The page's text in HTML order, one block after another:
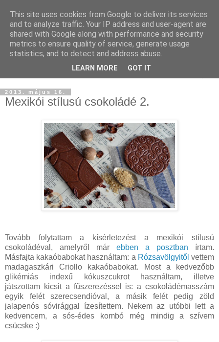
2013. május 16.
Mexikói stílusú csokoládé 2.
Tovább folytattam a kísérletezést a mexikói stílusú
csokoládéval, amelyről már ebben a posztban írtam.
Másfajta kakaóbabokat használtam: a Rózsavölgyitől vettem
madagaszkári Criollo kakaóbabokat. Most a kedvezőbb
glikémiás indexű kókuszcukrot használtam, illetve
játszottam kicsit a fűszerezéssel is: a csokoládémasszám
egyik felét szerecsendióval, a másik felét pedig zöld
jalapenós sóvirággal ízesítettem. Nekem az utóbbi lett a
kedvencem, a sós-édes kombó még mindig a szívem
csücske :)
This site uses cookies from Google to deliver its services
and to analyze traffic. Your IP address and user-agent are
shared with Google along with performance and security
metrics to ensure quality of service, generate usage
statistics, and to detect and address abuse.
LEARN MORE GOT IT